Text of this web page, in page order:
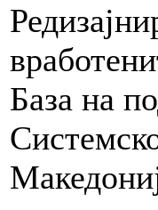
База на